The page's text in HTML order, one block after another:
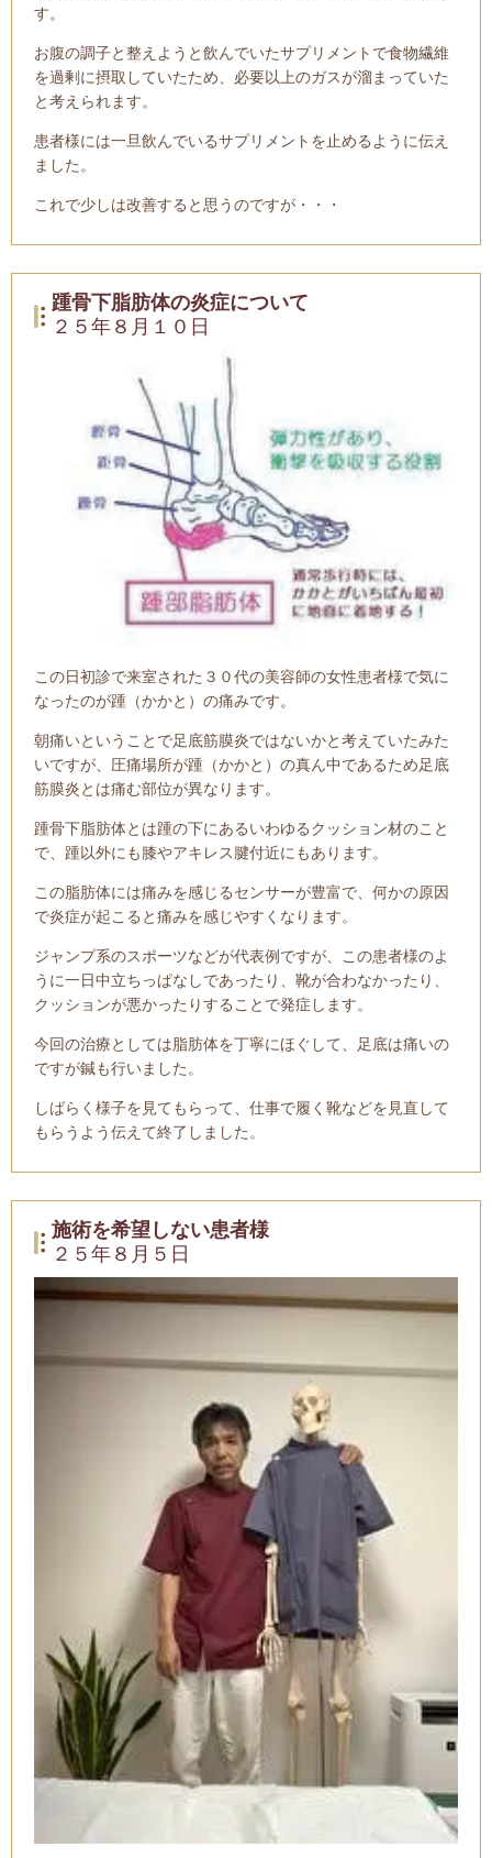
す。
お腹の調子と整えようと飲んでいたサプリメントで食物繊維
を過剰に摂取していたため、必要以上のガスが溜まっていた
と考えられます。
患者様には一旦飲んでいるサプリメントを止めるように伝え
ました。
これで少しは改善すると思うのですが・・・
踵骨下脂肪体の炎症について
２５年８月１０日
この日初診で来室された３０代の美容師の女性患者様で気に
なったのが踵（かかと）の痛みです。
朝痛いということで足底筋膜炎ではないかと考えていたみた
いですが、圧痛場所が踵（かかと）の真ん中であるため足底
筋膜炎とは痛む部位が異なります。
踵骨下脂肪体とは踵の下にあるいわゆるクッション材のこと
で、踵以外にも膝やアキレス腱付近にもあります。
この脂肪体には痛みを感じるセンサーが豊富で、何かの原因
で炎症が起こると痛みを感じやすくなります。
ジャンプ系のスポーツなどが代表例ですが、この患者様のよ
うに一日中立ちっぱなしであったり、靴が合わなかったり、
クッションが悪かったりすることで発症します。
今回の治療としては脂肪体を丁寧にほぐして、足底は痛いの
ですが鍼も行いました。
しばらく様子を見てもらって、仕事で履く靴などを見直して
もらうよう伝えて終了しました。
施術を希望しない患者様
２５年８月５日